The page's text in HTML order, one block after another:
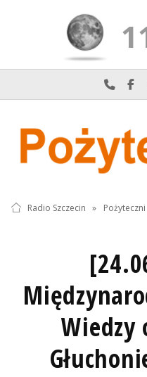
Radio Szczecin » Pożyteczni
Wiedzy